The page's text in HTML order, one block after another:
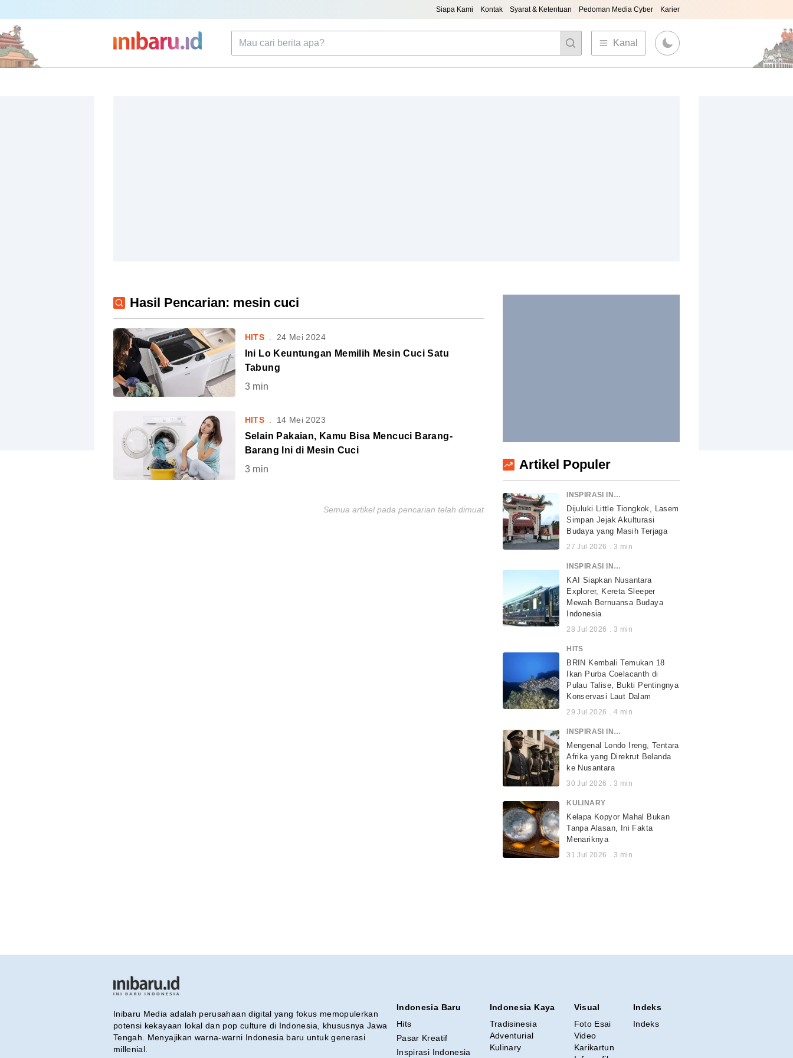
Siapa Kami Kontak Syarat & Ketentuan Pedoman Media Cyber Karier
Kanal
Hasil Pencarian: mesin cuci
HITS 24 Mei 2024
Ini Lo Keuntungan Memilih Mesin Cuci Satu
Tabung
3min
HITS . 14 Mei 2023
Selain Pakaian, Kamu Bisa Mencuci Barang-
Barang Ini di Mesin Cuci
3min
Semua artikel pada pencarian telah dimuat
Artikel Populer
INSPIRASI INDONESIA
Dijuluki Little Tiongkok, Lasem
Simpan Jejak Akulturasi
Budaya yang Masih Terjaga
27 Jul 2026 . 3 min
INSPIRASI INDONESIA
KAI Siapkan Nusantara
Explorer, Kereta Sleeper
Mewah Bernuansa Budaya
Indonesia
28 Jul 2026 . 3 min
HITS
BRIN Kembali Temukan 18
Ikan Purba Coelacanth di
Pulau Talise, Bukti Pentingnya
Konservasi Laut Dalam
29 Jul 2026 . 4 min
INSPIRASI INDONESIA
Mengenal Londo Ireng, Tentara
Afrika yang Direkrut Belanda
ke Nusantara
30 Jul 2026 . 3 min
KULINARY
Kelapa Kopyor Mahal Bukan
Tanpa Alasan, Ini Fakta
Menariknya
31 Jul 2026 . 3 min
Inibaru Media adalah perusahaan digital yang fokus memopulerkan
potensi kekayaan lokal dan pop culture di Indonesia, khususnya Jawa
Tengah. Menyajikan warna-warni Indonesia baru untuk generasi
millenial.
Indonesia Baru
Hits
Pasar Kreatif
Inspirasi Indonesia
Indonesia Kaya
Tradisinesia
Adventurial
Kulinary
Visual
Foto Esai
Video
Karikartun
Indeks
Indeks